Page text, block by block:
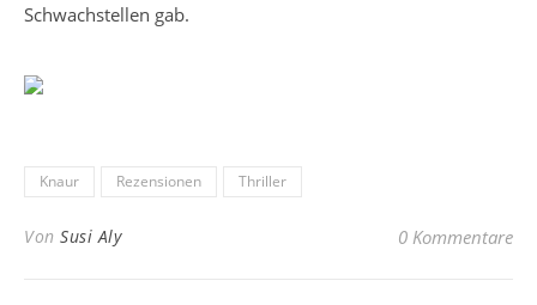
Schwachstellen gab.
Knaur Rezensionen Thriller
Von Susi Aly 0 Kommentare